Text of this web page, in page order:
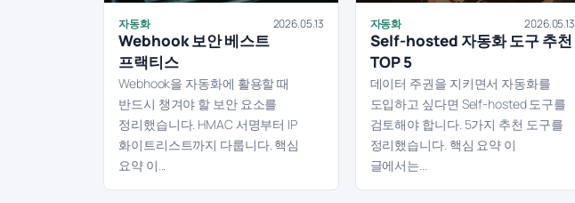
자동화 2026.05.13
Webhook 보안 베스트
프랙티스
Webhook을 자동화에 활용할 때
반드시 챙겨야 할 보안 요소를
정리했습니다. HMAC 서명부터 IP
화이트리스트까지 다룹니다. 핵심
요약 이...
자동화 2026.05.13
Self-hosted 자동화 도구 추천
TOP 5
데이터 주권을 지키면서 자동화를
도입하고 싶다면 Self-hosted 도구를
검토해야 합니다. 5가지 추천 도구를
정리했습니다. 핵심 요약 이
글에서는...